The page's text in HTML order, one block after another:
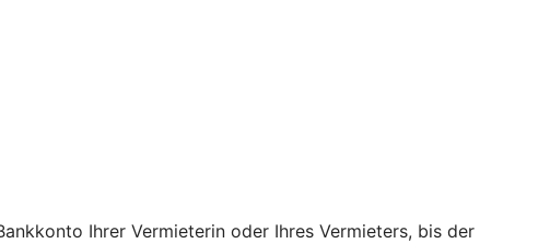
Ihrer Vermieterin oder Ihres Vermieters, bis der